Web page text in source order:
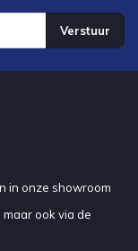
Verstuur
in onze showroom
ook via de